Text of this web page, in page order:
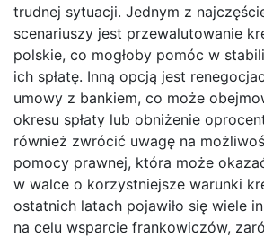
trudnej sytuacji. Jednym z
scenariuszy jest przewalutowanie
polskie, co mogłoby pomóc w
ich spłatę. Inną opcją jest
umowy z bankiem, co może
okresu spłaty lub obniżenie
również zwrócić uwagę na
pomocy prawnej, która może
w walce o korzystniejsze warunki
ostatnich latach pojawiło się wiele
na celu wsparcie frankowiczów,